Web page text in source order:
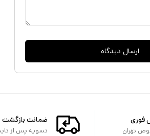
ارسال دیدگاه
فوری
تهران
ضمانت بازگشت
تسویه پس از